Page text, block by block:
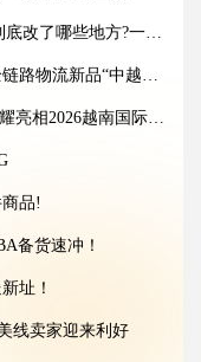
哪些地方?一文讲清!
中越美专线”强势出圈！
2026越南国际物流展
品!
备货速冲！
址！
线卖家迎来利好